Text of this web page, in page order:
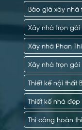
Báo giá xây nhà
Xây nhà trọn gói
Xây nhà Phan
Xây nhà trọn gói
Thiết kế nội thất
Thiết kế nhà đẹp
Thi công hoàn